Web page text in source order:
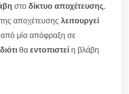
στοδίκτυο αποχέτευσης.
αποχέτευσης λειτουργεί
από μία απόφραξη σε
διότιθαεντοπιστεί η βλάβη